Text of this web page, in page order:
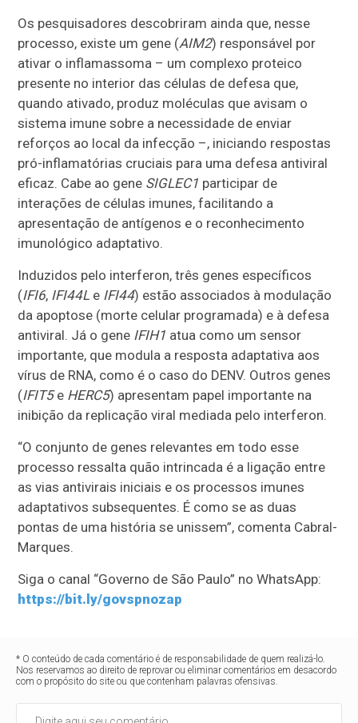
Os pesquisadores descobriram ainda que, nesse
processo, existe um gene (AIM2) responsável por
ativar o inflamassoma – um complexo proteico
presente no interior das células de defesa que,
quando ativado, produz moléculas que avisam o
sistema imune sobre a necessidade de enviar
reforços ao local da infecção –, iniciando respostas
pró-inflamatórias cruciais para uma defesa antiviral
eficaz. Cabe ao gene SIGLEC1 participar de
interações de células imunes, facilitando a
apresentação de antígenos e o reconhecimento
imunológico adaptativo.
Induzidos pelo interferon, três genes específicos
(IFI6, IFI44L e IFI44) estão associados à modulação
da apoptose (morte celular programada) e à defesa
antiviral. Já o gene IFIH1 atua como um sensor
importante, que modula a resposta adaptativa aos
vírus de RNA, como é o caso do DENV. Outros genes
(IFIT5e HERC5) apresentam papel importante na
inibição da replicação viral mediada pelo interferon.
“O conjunto de genes relevantes em todo esse
processo ressalta quão intrincada é a ligação entre
as vias antivirais iniciais e os processos imunes
adaptativos subsequentes. É como se as duas
pontas de uma história se unissem”, comenta Cabral-
Marques.
Siga o canal “Governo de São Paulo” no WhatsApp:
https://bit.ly/govspnozap
* O conteúdo de cada comentário é de responsabilidade de quem realizá-lo.
Nos reservamos ao direito de reprovar ou eliminar comentários em desacordo
com o propósito do site ou que contenham palavras ofensivas.